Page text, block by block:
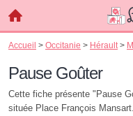
Accueil > Occitanie > Hérault >
Pause Goûter
Cette fiche présente "Pause
située Place François Mansart.